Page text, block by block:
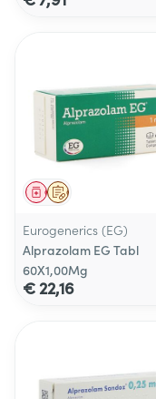
Op voorschrift
Geneesmiddel
Eurogenerics (EG)
Alprazolam EG Tabl
60X1,00Mg
€ 22,16